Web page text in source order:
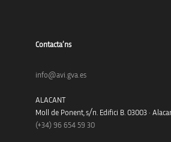
Contacta’ns
info@avi.gva.es
ALACANT
Moll de Ponent, s/n. Edifici B. 03003 ·
(+34) 96 654 59 30